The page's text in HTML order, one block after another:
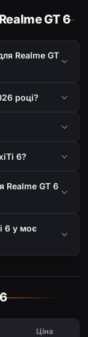
GT 6
Realme GT
році?
6?
Realme GT 6
6 у моє
Ціна